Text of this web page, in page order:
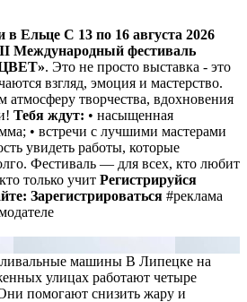
в Ельце С 13 по 16 августа 2026
Международный фестиваль
. Это не просто выставка - это
взгляд, эмоция и мастерство.
атмосферу творчества, вдохновения
Тебя ждут: • насыщенная
• встречи с лучшими мастерами
увидеть работы, которые
Фестиваль — для всех, кто любит
только учит Регистрируйся
Зарегистрироваться #реклама
машины В Липецке на
улицах работают четыре
помогают снизить жару и